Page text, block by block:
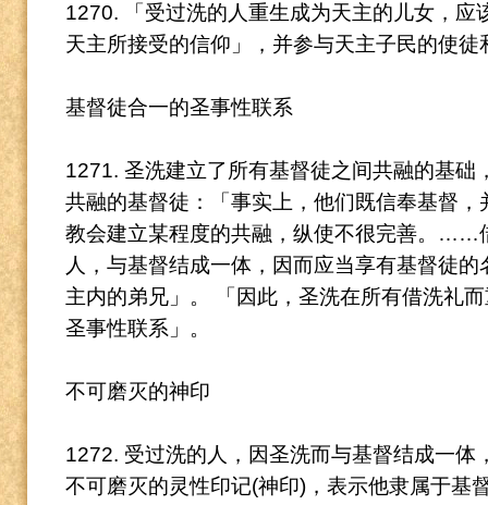
1270. 「受过洗的人重生成为天主的儿女，应
天主所接受的信仰」，并参与天主子民的使徒
基督徒合一的圣事性联系
1271. 圣洗建立了所有基督徒之间共融的基础
共融的基督徒：「事实上，他们既信奉基督
教会建立某程度的共融，纵使不很完善。……
人，与基督结成一体，因而应当享有基督徒
主内的弟兄」。
「因此，圣洗在所有借洗礼
圣事性联系」。
不可磨灭的神印
1272. 受过洗的人，因圣洗而与基督结成一体
不可磨灭的灵性印记(神印)，表示他隶属于基